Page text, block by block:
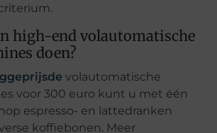
high-end volautomatische
doen?
volautomatische
voor 300 euro kunt u met één
espresso- en lattedranken
koffiebonen. Meer